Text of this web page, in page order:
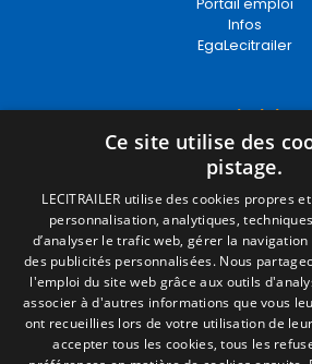
Termes juridiques
Politique de
Conditions générales de
Gérer les cookies
Contact
Camino de los Huertos, S/N.
50620 - Casetas
Ce site utilise des
pistage.
LECITRAILER utilise des cookies propres
personnalisation, analytiques,
d’analyser le trafic web, gérer la
des publicités personnalisées. Nous
l'emploi du site web grâce aux outils
associer à d'autres informations que vous
ont recueillies lors de votre utilisation de
accepter tous les cookies, tous les